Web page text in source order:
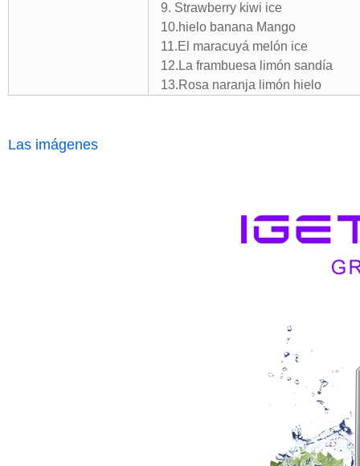
9. Strawberry kiwi ice
10.hielo banana Mango
11.El maracuyá melón ice
12.La frambuesa limón sandía
13.Rosa naranja limón hielo
Las imágenes